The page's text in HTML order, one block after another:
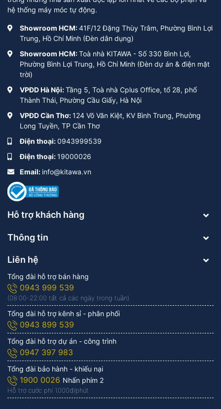
hệ thống máy móc tự động.
Showroom HCM:41F/12 Đặng Thùy Trâm, Phường Bình Lợi
Trung, Hồ Chí Minh (Đèn dân dụng)
Showroom HCM:Toà nhà KITAWA - Số 330 Bình Lợi,
Phường Bình Lợi Trung, Hồ Chí Minh (Đèn dự án & điện mặt
trời)
VPĐD Hà Nội:Tầng 5, Toà nhà Cplus Office, tổ 28, phố
Thành Thái, Phường Cầu Giấy, Hà Nội
VPĐD Cần Thơ:124 Võ Văn Kiệt, KV Bình Trung, Phường
Long Tuyền, TP Cần Thơ
Điện thoại:0943999539
Điện thoại:19000026
Email: info@kitawa.vn
Hỗ trợ khách hàng
Thông tin
Liên hệ
Tổng đài hỗ trợ bán hàng
0943 999 539
(08:00-22:00 tất cả các ngày trong tuần)
Tổng đài hỗ trợ kênh sỉ - phân phối
0943 899 539
Tổng đài hỗ trợ dự án - công trình
0947 397 983
Tổng đài bảo hành - khiếu nại
1900 0026 Nhấn phím 2
Hỗ trợ cước phí 1.000đ/phút